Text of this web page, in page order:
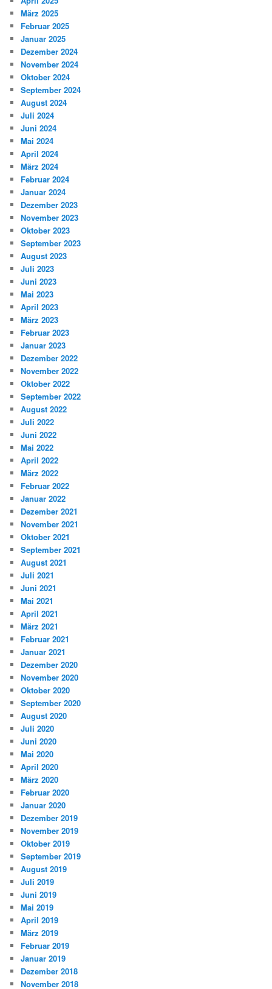
März 2025
Februar 2025
Januar 2025
Dezember 2024
November 2024
Oktober 2024
September 2024
August 2024
Juli 2024
Juni 2024
Mai 2024
April 2024
März 2024
Februar 2024
Januar 2024
Dezember 2023
November 2023
Oktober 2023
September 2023
August 2023
Juli 2023
Juni 2023
Mai 2023
April 2023
März 2023
Februar 2023
Januar 2023
Dezember 2022
November 2022
Oktober 2022
September 2022
August 2022
Juli 2022
Juni 2022
Mai 2022
April 2022
März 2022
Februar 2022
Januar 2022
Dezember 2021
November 2021
Oktober 2021
September 2021
August 2021
Juli 2021
Juni 2021
Mai 2021
April 2021
März 2021
Februar 2021
Januar 2021
Dezember 2020
November 2020
Oktober 2020
September 2020
August 2020
Juli 2020
Juni 2020
Mai 2020
April 2020
März 2020
Februar 2020
Januar 2020
Dezember 2019
November 2019
Oktober 2019
September 2019
August 2019
Juli 2019
Juni 2019
Mai 2019
April 2019
März 2019
Februar 2019
Januar 2019
Dezember 2018
November 2018